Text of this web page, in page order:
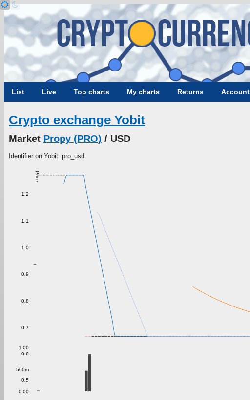
List Live Top charts My charts Returns Account
Crypto exchange Yobit
Market Propy (PRO) / USD
Identifier on Yobit: pro_usd
Price
0.5
0.6
0.7
0.8
0.9
1.0
1.1
1.2
0.00
500m
1.00